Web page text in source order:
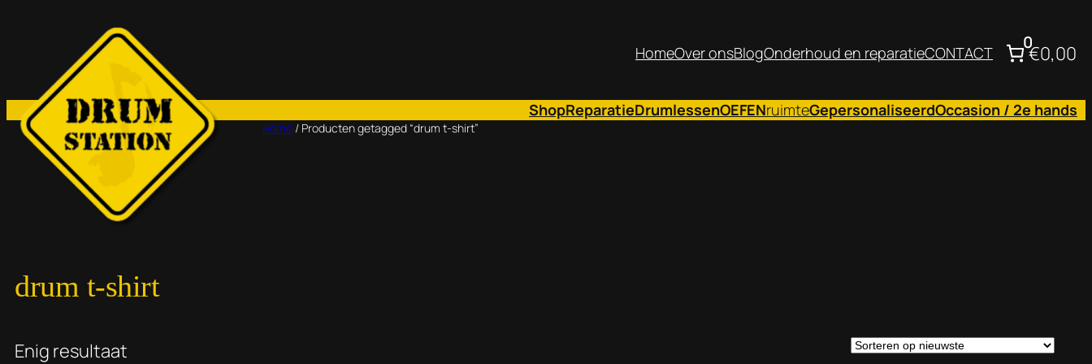
inhoud
HomeOver onsBlogOnderhoud en reparatieCONTACT 0€0,00
ShopReparatieDrumlessenOEFENruimteGepersonaliseerdOccasion / 2e hands
Home / Producten getagged “drum t-shirt”
drum t-shirt
Enig resultaat